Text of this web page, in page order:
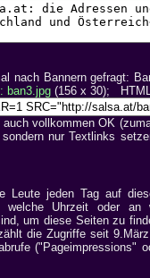
nach Bannern gefragt:
ban3.jpg (156 x 30);
vollkommen OK
nur Textlinks
Leute jeden Tag auf
Uhrzeit oder an
um diese Seiten zu
die Zugriffe seit